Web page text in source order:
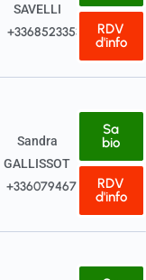
SAVELLI
+33685233530
RDV
d'info
Sandra
GALLISSOT
+33607946798
Sa
bio
RDV
d'info